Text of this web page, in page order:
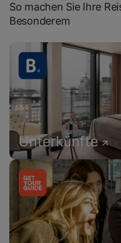
So machen Sie Ihre
Besonderem
Unterkünfte